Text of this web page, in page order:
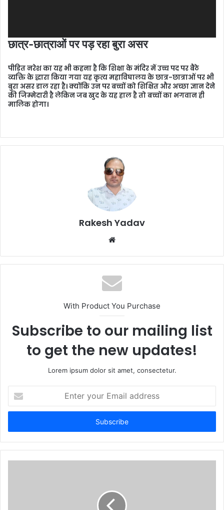
छात्र-छात्राओं पर पड़ रहा बुरा असर
पीड़ित नरेश का यह भी कहना है कि शिक्षा के मंदिर में उच्च पद पर बैठे
व्यक्ति के द्धारा किया गया यह कृत्य महाविघालय के छात्र-छात्राओं पर भी
बुरा असर डाल रहा है। क्योंकि उन पर बच्चों को शिक्षित और अच्छा ज्ञान देने
की जिम्मेदारी है लेकिन जब खुद के यह हाल है तो बच्चों का भगवान ही
मालिक होगा।
Rakesh Yadav
b
s
i
e
With Product You Purchase
Subscribe to our mailing list
to get the new updates!
Lorem ipsum dolor sit amet, consectetur.
t
r
y